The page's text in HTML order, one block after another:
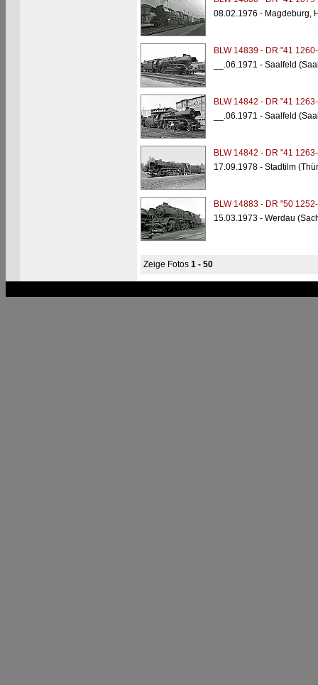
08.02.1976 - Magdeburg,
BLW 14839 - DR "41
__.06.1971 - Saalfeld
BLW 14842 - DR "41
__.06.1971 - Saalfeld
BLW 14842 - DR "41
17.09.1978 - Stadtilm
BLW 14883 - DR "50
15.03.1973 - Werdau
Zeige Fotos 1 - 50